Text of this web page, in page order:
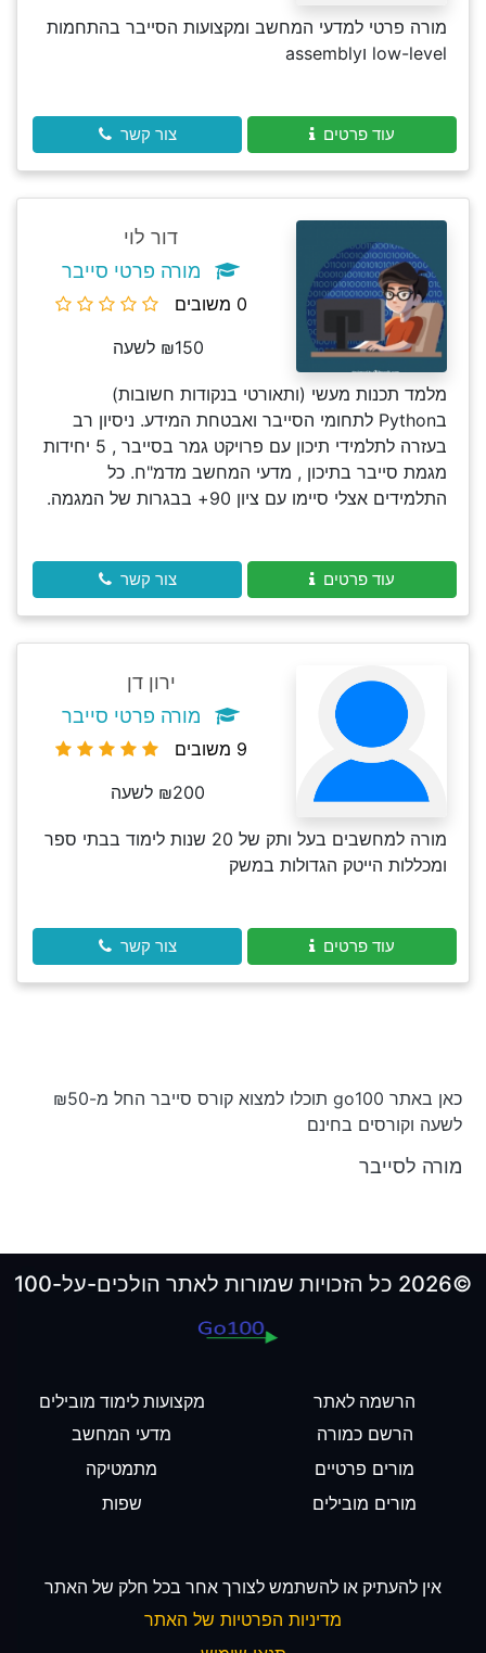
מורה פרטי למדעי המחשב ומקצועות הסייבר בהתחמות
low-level וassembly
עוד פרטים צור קשר
דור לוי
מורה פרטי סייבר
0 משובים
₪150 לשעה
מלמד תכנות מעשי (ותאורטי בנקודות חשובות)
בPython לתחומי הסייבר ואבטחת המידע. ניסיון רב
בעזרה לתלמידי תיכון עם פרויקט גמר בסייבר , 5 יחידות
מגמת סייבר בתיכון , מדעי המחשב מדמ"ח. כל
התלמידים אצלי סיימו עם ציון 90+ בבגרות של המגמה.
עוד פרטים צור קשר
ירון דן
מורה פרטי סייבר
9 משובים
₪200 לשעה
מורה למחשבים בעל ותק של 20 שנות לימוד בבתי ספר
ומכללות הייטק הגדולות במשק
עוד פרטים צור קשר
כאן באתר go100 תוכלו למצוא קורס סייבר החל מ-₪50
לשעה וקורסים בחינם
מורה לסייבר
©2026 כל הזכויות שמורות לאתר הולכים-על-100
הרשמה לאתר
הרשם כמורה
מורים פרטיים
מורים מובילים
מקצועות לימוד מובילים
מדעי המחשב
מתמטיקה
שפות
אין להעתיק או להשתמש לצורך אחר בכל חלק של האתר
מדיניות הפרטיות של האתר